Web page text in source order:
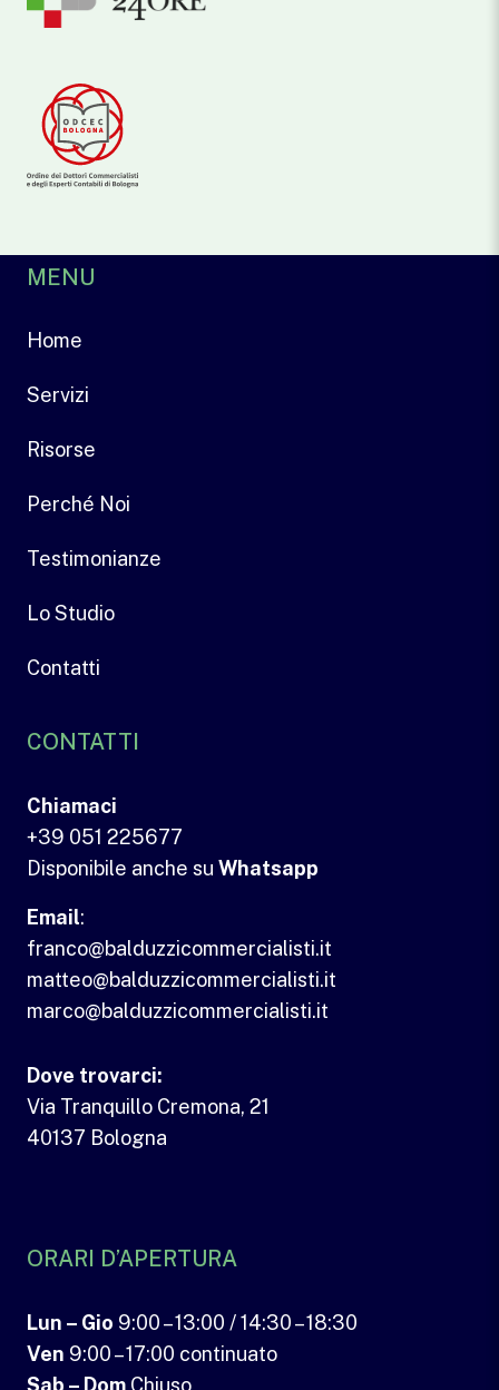
MENU
Home
Servizi
Risorse
Perché Noi
Testimonianze
Lo Studio
Contatti
CONTATTI
Chiamaci
+39 051 225677
Disponibile anche su Whatsapp
Email:
franco@balduzzicommercialisti.it
matteo@balduzzicommercialisti.it
marco@balduzzicommercialisti.it
Dove trovarci:
Via Tranquillo Cremona, 21
40137 Bologna
ORARI D’APERTURA
Lun – Gio 9:00 – 13:00 / 14:30 – 18:30
Ven 9:00 – 17:00 continuato
Sab – Dom Chiuso